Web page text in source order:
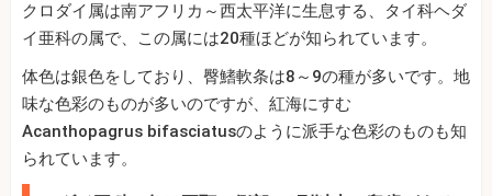
クロダイ属は南アフリカ～西太平洋に生息する、タイ科ヘダ
イ亜科の属で、この属には20種ほどが知られています。
体色は銀色をしており、臀鰭軟条は8～9の種が多いです。地
味な色彩のものが多いのですが、紅海にすむ
Acanthopagrus bifasciatusのように派手な色彩のものも知
られています。